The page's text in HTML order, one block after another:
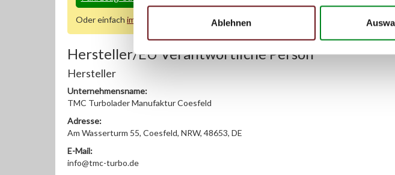
Ablehnen
Oder einfach im Chat
Hersteller/EU Verantwortliche Person
Hersteller
Unternehmensname:
TMC Turbolader Manufaktur Coesfeld
Adresse:
Am Wasserturm 55, Coesfeld, NRW, 48653, DE
E-Mail:
info@tmc-turbo.de